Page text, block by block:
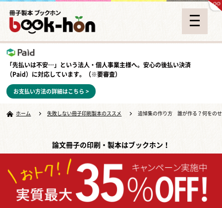
「先払いは不安…」という法人・個人事業主様へ。安心の後払い決済
（Paid） に対応しています。（※要審査）
お支払い方法の詳細はこちら >
ホーム 失敗しない冊子印刷製本のススメ 追悼集の作り方 誰が作る？何をの
論文冊子の印刷・製本はブックホン！